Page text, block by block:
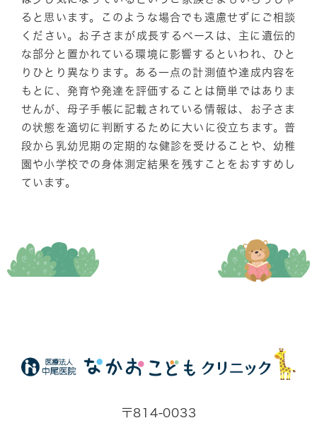
ると思います。このような場合でも遠慮せずにご相談
ください。お子さまが成長するペースは、主に遺伝的
な部分と置かれている環境に影響するといわれ、ひと
りひとり異なります。ある一点の計測値や達成内容を
もとに、発育や発達を評価することは簡単ではありま
せんが、母子手帳に記載されている情報は、お子さま
の状態を適切に判断するために大いに役立ちます。普
段から乳幼児期の定期的な健診を受けることや、幼稚
園や小学校での身体測定結果を残すことをおすすめし
ています。
〒814-0033